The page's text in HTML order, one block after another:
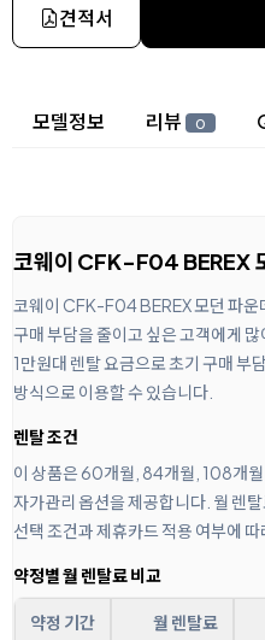
견적서
상세 정보
모델정보 리뷰 0
코웨이 CFK-F04 BEREX
코웨이 CFK-F04 BEREX 모던 파운
구매 부담을 줄이고 싶은 고객에게
1만원대 렌탈 요금으로 초기 구매 부
방식으로 이용할 수 있습니다.
렌탈 조건
이 상품은 60개월, 84개월, 108개월
자가관리 옵션을 제공합니다. 월 렌
선택 조건과 제휴카드 적용 여부에 따
약정별 월 렌탈료 비교
약정 기간 월 렌탈료